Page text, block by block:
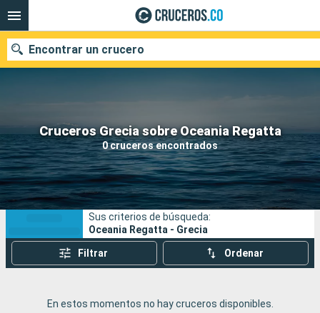
Cruceros Grecia sobre Oceania Regatta
0 cruceros encontrados
Encontrar un crucero
Fecha de salida
Buscar
Sus criterios de búsqueda:
Oceania Regatta - Grecia
Filtrar Ordenar
En estos momentos no hay cruceros disponibles.